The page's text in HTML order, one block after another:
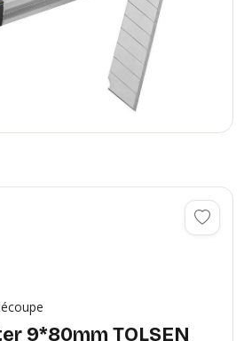
9*80mm TOLSEN